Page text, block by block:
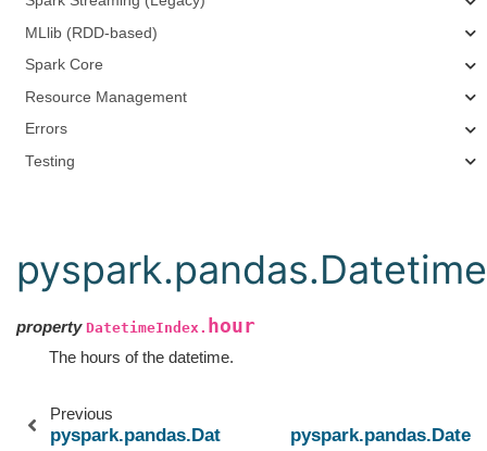
MLlib (RDD-based)
Spark Core
Resource Management
Errors
Testing
property DatetimeIndex. hour
The hours of the datetime.
Previous
pyspark.pandas.DatetimeIndex.day